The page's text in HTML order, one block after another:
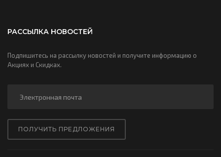
РАССЫЛКА НОВОСТЕЙ
Подпишитесь на рассылку новостей и получите информацию о
Акциях и Скидках.
ПОЛУЧИТЬ ПРЕДЛОЖЕНИЯ